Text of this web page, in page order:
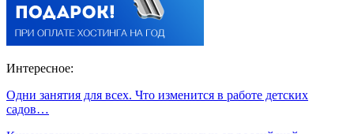
Интересное:
Одни занятия для всех. Что изменится в работе детских
садов…